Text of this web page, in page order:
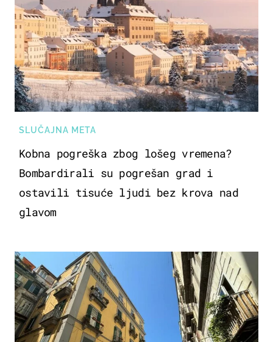
SLUČAJNA META
Kobna pogreška zbog lošeg vremena?
Bombardirali su pogrešan grad i
ostavili tisuće ljudi bez krova nad
glavom